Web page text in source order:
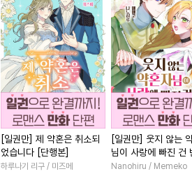
[일권만] 제 약혼은 취소되
었습니다 [단행본]
하루나기 리구 / 미즈메
[일권만] 웃지 않는
님이 사랑에 빠진 건
저인 것 같습니다 [
Nanohiru / Memeko